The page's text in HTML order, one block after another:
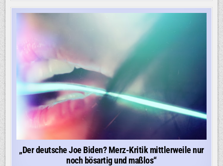
„Der deutsche Joe Biden? Merz-Kritik mittlerweile nur
noch bösartig und maßlos“